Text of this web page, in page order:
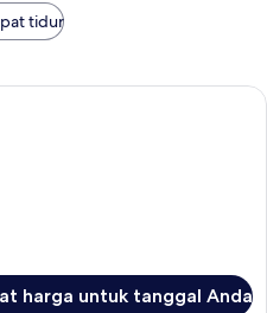
tidur
Minibar, brankas, ruang kerja ramah
harga untuk tanggal Anda